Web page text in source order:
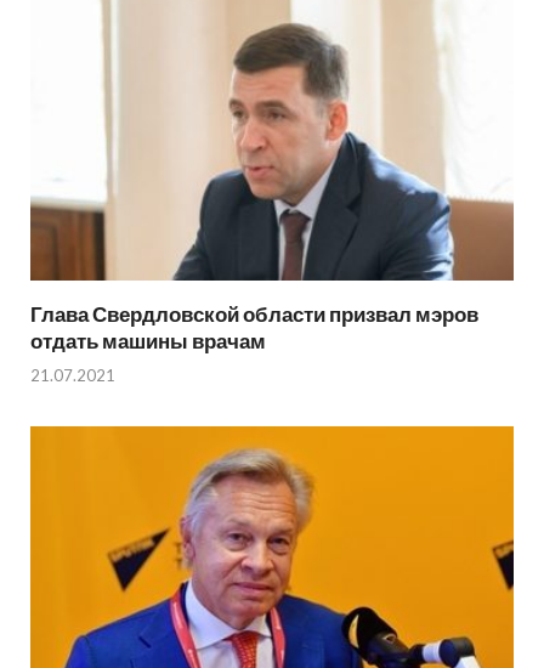
Глава Свердловской области призвал мэров
отдать машины врачам
21.07.2021